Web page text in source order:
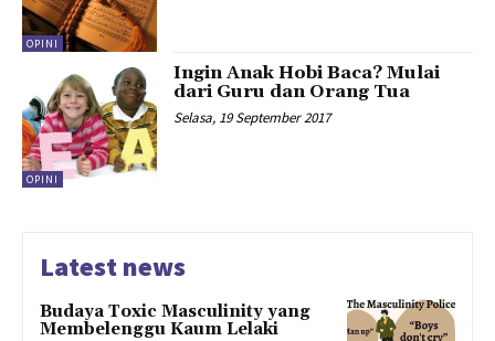
OPINI
OPINI
Ingin Anak Hobi Baca? Mulai
dari Guru dan Orang Tua
Selasa, 19 September 2017
Latest news
Budaya Toxic Masculinity yang
Membelenggu Kaum Lelaki